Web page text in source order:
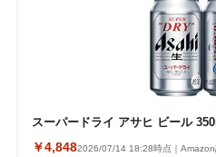
スーパードライ アサヒ ビール
￥4,8482026/07/14 18:28時点｜Amazon